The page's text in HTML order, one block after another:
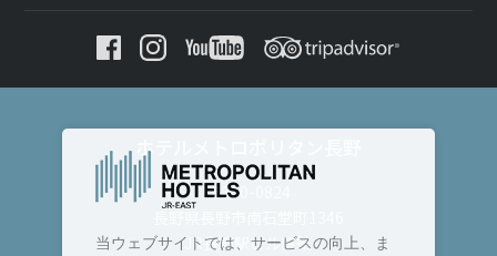
ホテルメトロポリタン長野
〒380-0824
JR長野駅ビル直結
当ウェブサイトでは、サービスの向上、ま